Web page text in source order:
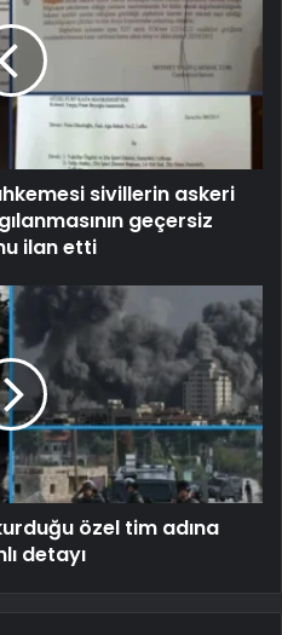
sivillerin askeri
geçersiz
ilan etti
özel tim adına
detayı